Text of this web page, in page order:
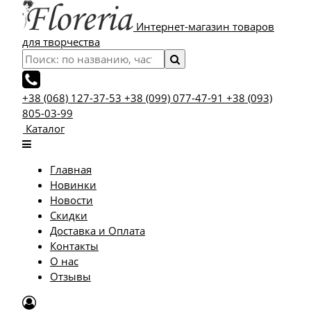
Интернет-магазин товаров
для творчества
+38 (068) 127-37-53 +38 (099) 077-47-91 +38 (093)
805-03-99
Каталог
Главная
Новинки
Новости
Скидки
Доставка и Оплата
Контакты
О нас
Отзывы